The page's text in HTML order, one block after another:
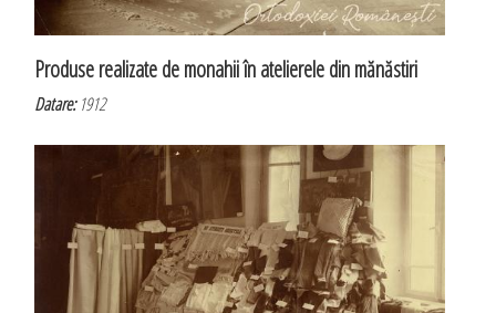
Produse realizate de monahii în atelierele din mănăstiri
Datare:1912